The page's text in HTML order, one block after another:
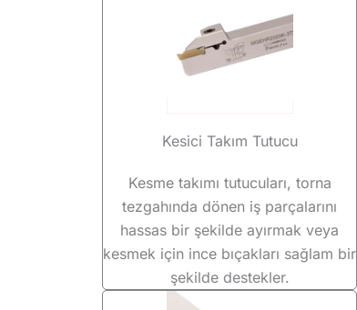
Kesici Takım Tutucu
Kesme takımı tutucuları, torna
tezgahında dönen iş parçalarını
hassas bir şekilde ayırmak veya
kesmek için ince bıçakları sağlam bir
şekilde destekler.